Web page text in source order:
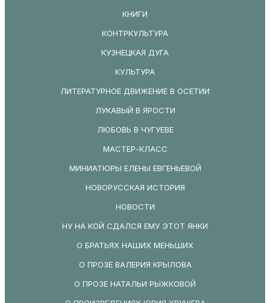
КНИГИ
КОНТРКУЛЬТУРА
КУЗНЕЦКАЯ ДУГА
КУЛЬТУРА
ЛИТЕРАТУРНОЕ ДВИЖЕНИЕ В ОСЕТИИ
ЛУКАВЫЙ В ЯРОСТИ
ЛЮБОВЬ В ЧУГУЕВЕ
МАСТЕР-КЛАСС
МИНИАТЮРЫ ЕЛЕНЫ ЕВГЕНЬЕВОЙ
НОВОРУССКАЯ ИСТОРИЯ
НОВОСТИ
НУ НА КОЙ СДАЛСЯ ЕМУ ЭТОТ ЯНКИ
О БРАТЬЯХ НАШИХ МЕНЬШИХ
О ПРОЗЕ ВАЛЕРИЯ КРЫЛОВА
О ПРОЗЕ НАТАЛЬИ РЫЖКОВОЙ